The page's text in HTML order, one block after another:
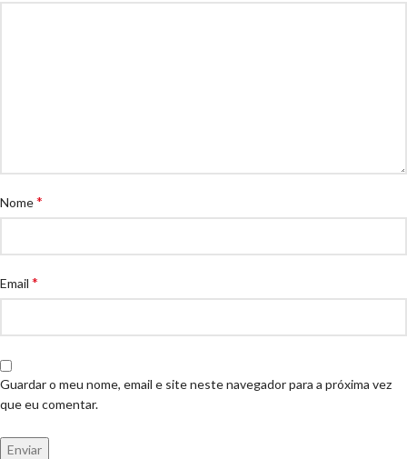
Nome*
Email *
Guardar o meu nome, email e site neste navegador para a próxima vez
que eu comentar.